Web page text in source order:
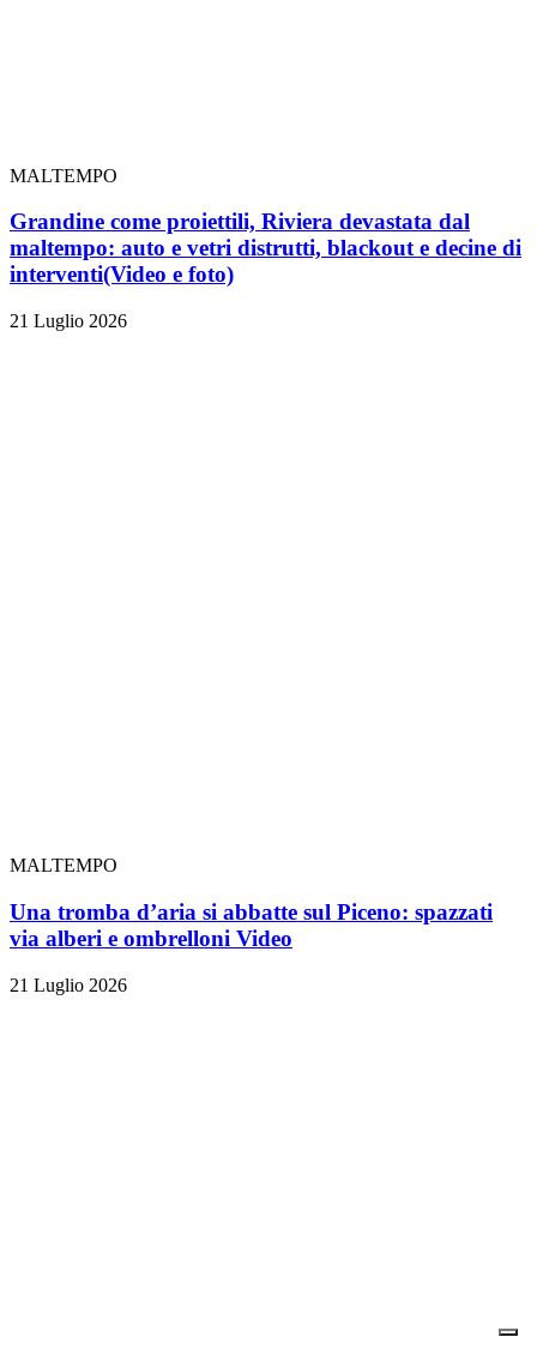
MALTEMPO
Grandine come proiettili, Riviera devastata dal
maltempo: auto e vetri distrutti, blackout e decine di
interventi(Video e foto)
21 Luglio 2026
MALTEMPO
Una tromba d’aria si abbatte sul Piceno: spazzati
via alberi e ombrelloni Video
21 Luglio 2026